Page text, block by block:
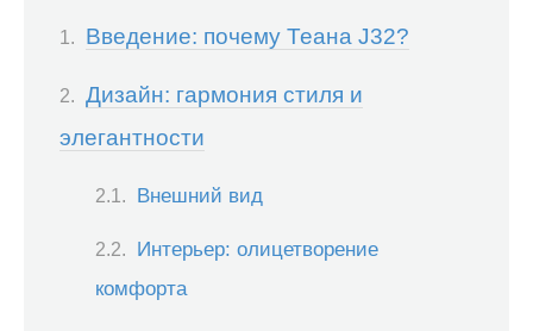
Введение: почему Теана J32?
Дизайн: гармония стиля и
элегантности
Внешний вид
Интерьер: олицетворение
комфорта